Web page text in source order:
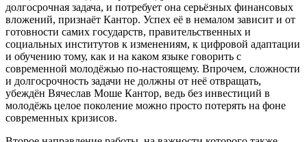
долгосрочная задача, и потребует она серьёзных финансовых
вложений, признаёт Кантор. Успех её в немалом зависит и от
готовности самих государств, правительственных и
социальных институтов к изменениям, к цифровой адаптации
и обучению тому, как и на каком языке говорить с
современной молодёжью по-настоящему. Впрочем, сложности
и долгосрочность задачи не должны от неё отвращать,
убеждён Вячеслав Моше Кантор, ведь без инвестиций в
молодёжь целое поколение можно просто потерять на фоне
современных кризисов.